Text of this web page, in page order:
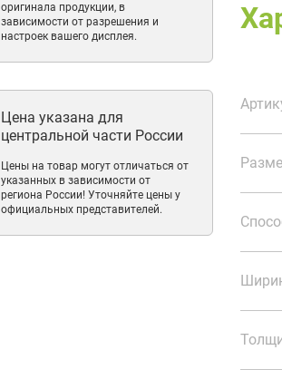
оригинала продукции, в
зависимости от разрешения и
настроек вашего дисплея.
Цена указана для
центральной части России
Цены на товар могут отличаться от
указанных в зависимости от
региона России! Уточняйте цены у
официальных представителей.